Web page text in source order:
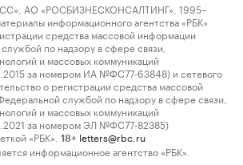
АО «РОСБИЗНЕСКОНСАЛТИНГ», 1995–
информационного агентства «РБК»
средства массовой информации
по надзору в сфере связи,
и массовых коммуникаций
за номером ИА №ФС77-63848) и сетевого
о регистрации средства массовой
службой по надзору в сфере связи,
и массовых коммуникаций
за номером ЭЛ №ФС77-82385)
«РБК».
18+ letters@rbc.ru
информационное агентство «РБК».